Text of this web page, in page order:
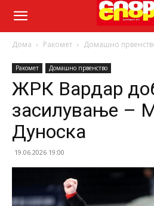
Дома Ракомет Домашно
Ракомет Домашно првенство
ЖРК Вардар
засилување –
Дуноска
19.06.2026 19:00